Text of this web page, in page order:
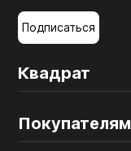
Квадрат
Покупателям
Подписаться